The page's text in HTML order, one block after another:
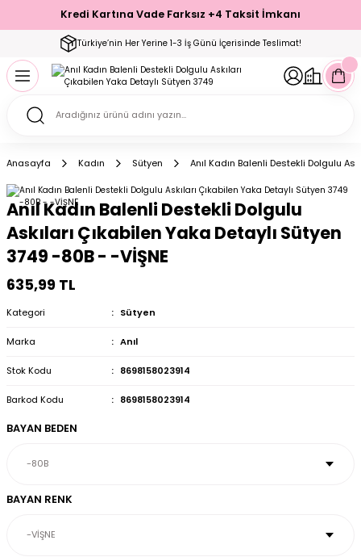
Kredi Kartına Vade Farksız +4 Taksit İmkanı
Türkiye’nin Her Yerine 1-3 İş Günü İçerisinde Teslimat!
Geri Dön
Geri Dön
Geri Dön
Geri Dön
Geri Dön
Geri Dön
Geri Dön
Çorap
Geri Dön
Geri Dön
Anasayfa Kadın Sütyen Anıl Kadın Balenli Destekli Dolgulu
Anıl Kadın Balenli Destekli Dolgulu
Askıları Çıkabilen Yaka Detaylı Sütyen
3749 -80B - -VİŞNE
635,99 TL
Kategori Sütyen
Marka Anıl
Stok Kodu 8698158023914
Barkod Kodu 8698158023914
BAYAN BEDEN
BAYAN RENK